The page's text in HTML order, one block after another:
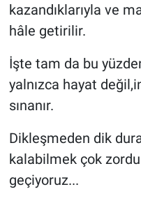
kazandıklarıyla ve
hâle getirilir.
İşte tam da bu
yalnızca hayat
sınanır.
Dikleşmeden dik
kalabilmek çok
geçiyoruz...